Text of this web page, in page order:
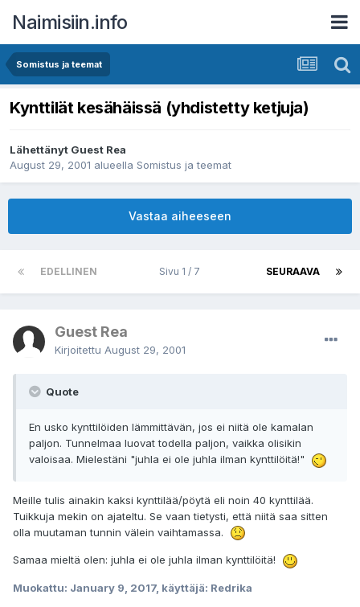
Naimisiin.info
Somistus ja teemat
Kynttilät kesähäissä (yhdistetty ketjuja)
Lähettänyt Guest Rea
August 29, 2001 alueella Somistus ja teemat
Vastaa aiheeseen
EDELLINEN SEURAAVA
Sivu 1 / 7
Guest Rea
Kirjoitettu August 29, 2001
Quote
En usko kynttilöiden lämmittävän, jos ei niitä ole kamalan
paljon. Tunnelmaa luovat todella paljon, vaikka olisikin
valoisaa. Mielestäni "juhla ei ole juhla ilman kynttilöitä!"
Meille tulis ainakin kaksi kynttilää/pöytä eli noin 40 kynttilää.
Tuikkuja mekin on ajateltu. Se vaan tietysti, että niitä saa sitten
olla muutaman tunnin välein vaihtamassa.
Samaa mieltä olen: juhla ei ole juhla ilman kynttilöitä!
Muokattu: January 9, 2017, käyttäjä: Redrika